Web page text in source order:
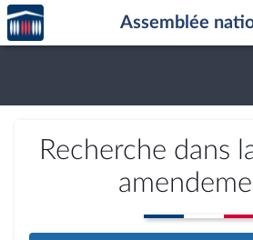
Aller au contenu
Aller en bas de la page
Accèder
à la
page
Assemblée
Recherche dans